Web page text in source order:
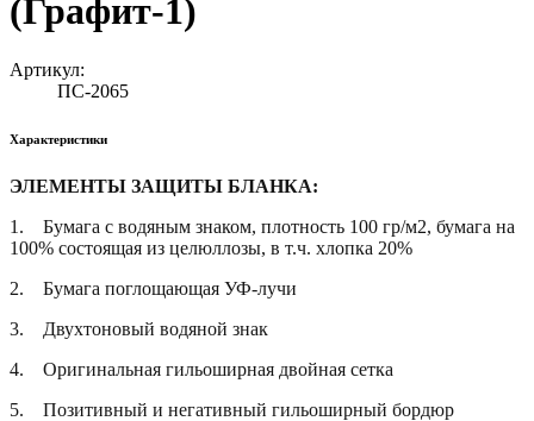
(Графит-1)
Артикул:
ПС-2065
Характеристики
ЭЛЕМЕНТЫ ЗАЩИТЫ БЛАНКА:
1. Бумага с водяным знаком, плотность 100 гр/м2, бумага на
100% состоящая из целюллозы, в т.ч. хлопка 20%
2. Бумага поглощающая УФ-лучи
3. Двухтоновый водяной знак
4. Оригинальная гильоширная двойная сетка
5. Позитивный и негативный гильоширный бордюр